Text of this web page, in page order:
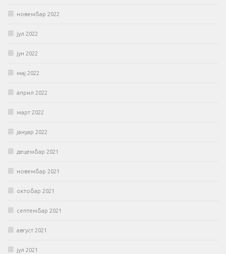
новембар 2022
јул 2022
јун 2022
мај 2022
април 2022
март 2022
јануар 2022
децембар 2021
новембар 2021
октобар 2021
септембар 2021
август 2021
јул 2021